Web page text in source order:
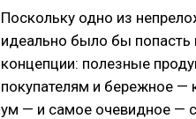
Поскольку одно из
идеально было бы
концепции: полезные
покупателям и бережное
ум — и самое очевидное —